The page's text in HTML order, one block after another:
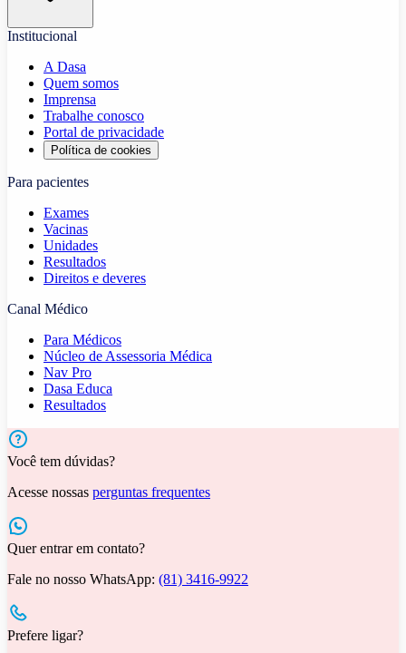
Institucional
A Dasa
Quem somos
Imprensa
Trabalhe conosco
Portal de privacidade
Política de cookies
Para pacientes
Exames
Vacinas
Unidades
Resultados
Direitos e deveres
Canal Médico
Para Médicos
Núcleo de Assessoria Médica
Nav Pro
Dasa Educa
Resultados
Você tem dúvidas?
Acesse nossas perguntas frequentes
Quer entrar em contato?
Fale no nosso WhatsApp: (81) 3416-9922
Prefere ligar?